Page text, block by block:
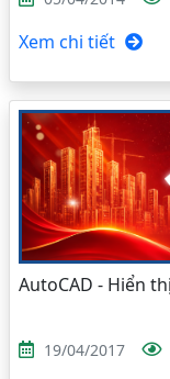
Xem chi tiết
AutoCAD - Hiển
19/04/2017